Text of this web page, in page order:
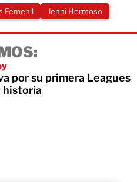
Femenil Jenni Hermoso
por su primera Leagues
historia